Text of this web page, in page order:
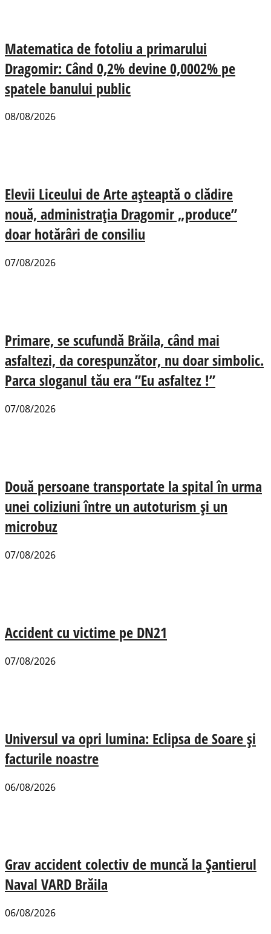
Matematica de fotoliu a primarului
Dragomir: Când 0,2% devine 0,0002% pe
spatele banului public
08/08/2026
Elevii Liceului de Arte așteaptă o clădire
nouă, administrația Dragomir „produce”
doar hotărâri de consiliu
07/08/2026
Primare, se scufundă Brăila, când mai
asfaltezi, da corespunzător, nu doar simbolic.
Parca sloganul tău era ”Eu asfaltez !”
07/08/2026
Două persoane transportate la spital în urma
unei coliziuni între un autoturism și un
microbuz
07/08/2026
Accident cu victime pe DN21
07/08/2026
Universul va opri lumina: Eclipsa de Soare și
facturile noastre
06/08/2026
Grav accident colectiv de muncă la Șantierul
Naval VARD Brăila
06/08/2026